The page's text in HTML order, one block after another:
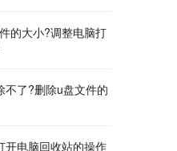
的大小?调整电脑打
不了?删除u盘文件的
开电脑回收站的操作